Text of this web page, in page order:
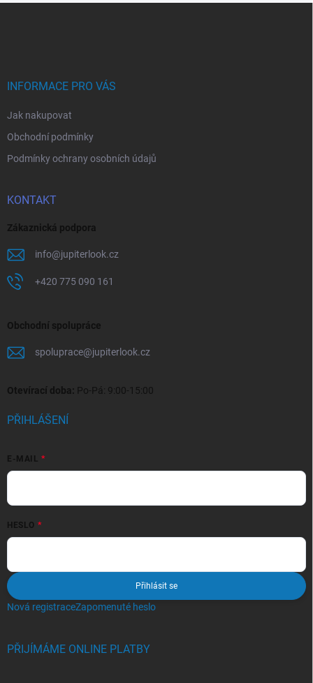
INFORMACE PRO VÁS
Jak nakupovat
Obchodní podmínky
Podmínky ochrany osobních údajů
KONTAKT
Zákaznická podpora
info@jupiterlook.cz
+420 775 090 161
Obchodní spolupráce
spoluprace@jupiterlook.cz
Otevírací doba: Po-Pá: 9:00-15:00
PŘIHLÁŠENÍ
E-MAIL
HESLO
Přihlásit se
Nová registraceZapomenuté heslo
PŘIJÍMÁME ONLINE PLATBY